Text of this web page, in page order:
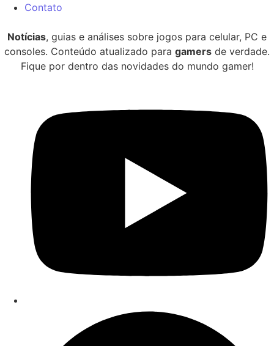
Contato
Notícias, guias e análises sobre jogos para celular, PC e
consoles. Conteúdo atualizado para gamers de verdade.
Fique por dentro das novidades do mundo gamer!